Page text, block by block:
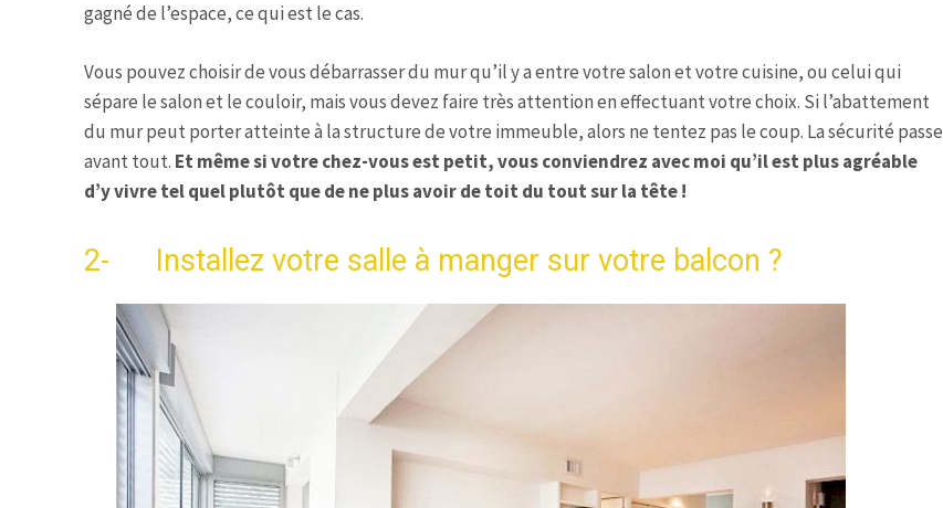
gagné de l’espace, ce qui est le cas.
Vous pouvez choisir de vous débarrasser du mur qu’il y a entre votre salon et votre cuisine, ou celui qui
sépare le salon et le couloir, mais vous devez faire très attention en effectuant votre choix. Si l’abattement
du mur peut porter atteinte à la structure de votre immeuble, alors ne tentez pas le coup. La sécurité passe
avant tout. Et même si votre chez-vous est petit, vous conviendrez avec moi qu’il est plus agréable
d’y vivre tel quel plutôt que de ne plus avoir de toit du tout sur la tête !
2- Installez votre salle à manger sur votre balcon ?